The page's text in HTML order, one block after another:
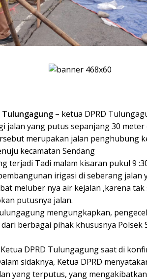
Tulungagung – ketua DPRD
jalan yang putus sepanjang 30 meter
merupakan jalan penghubung
kecamatan Sendang
terjadi Tadi malam kisaran pukul 9
irigasi di seberang jalan
meluber nya air kejalan ,karena tak
putusnya jalan.
mengungkapkan,
berbagai pihak khususnya Polsek
DPRD Tulungagung saat di
sidaknya, Ketua DPRD
yang terputus, yang